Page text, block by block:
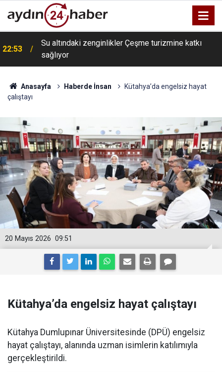
22:53
Su altındaki zenginlikler Çeşme turizmine katkı
sağlıyor
Anasayfa Haberde İnsan
Kütahya’da engelsiz hayat
çalıştayı
09:51
20 Mayıs 2026
Kütahya’da engelsiz hayat çalıştayı
Kütahya Dumlupınar Üniversitesinde (DPÜ) engelsiz
hayat çalıştayı, alanında uzman isimlerin katılımıyla
gerçekleştirildi.